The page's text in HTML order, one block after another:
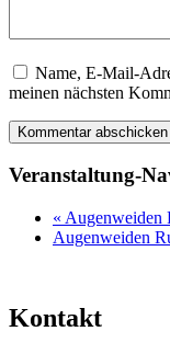
Name, E-Mail-
meinen nächsten
Veranstaltung-
« Augenweiden
Augenweiden
Kontakt